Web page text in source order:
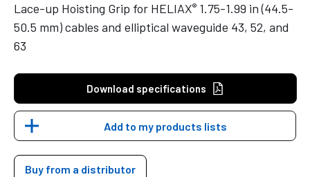
Lace-up Hoisting Grip for HELIAX® 1.75-1.99 in (44.5-
50.5 mm) cables and elliptical waveguide 43, 52, and
63
Download specifications
Add to my products lists
Buy from a distributor